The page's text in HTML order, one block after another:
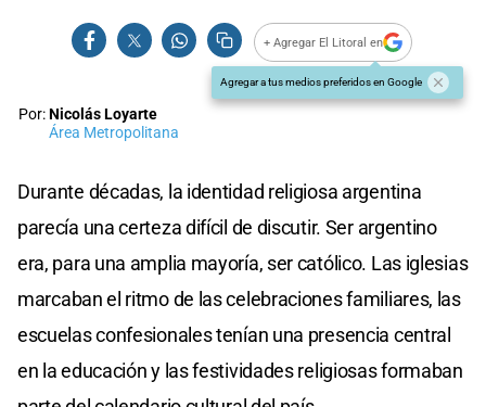
+ Agregar El Litoral en
Agregar a tus medios preferidos en Google
Por:Nicolás Loyarte
Área Metropolitana
Durante décadas, la identidad religiosa argentina
parecía una certeza difícil de discutir. Ser argentino
era, para una amplia mayoría, ser católico. Las iglesias
marcaban el ritmo de las celebraciones familiares, las
escuelas confesionales tenían una presencia central
en la educación y las festividades religiosas formaban